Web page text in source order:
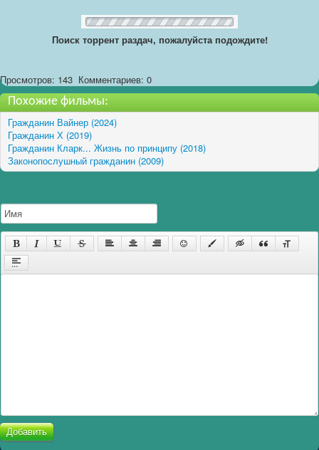
Поиск торрент раздач, пожалуйста подождите!
Просмотров: 143 Комментариев: 0
Похожие фильмы:
Гражданин Вайнер (2024)
Гражданин Х (2019)
Гражданин Кларк... Жизнь по принципу (2018)
Законопослушный гражданин (2009)
Добавить